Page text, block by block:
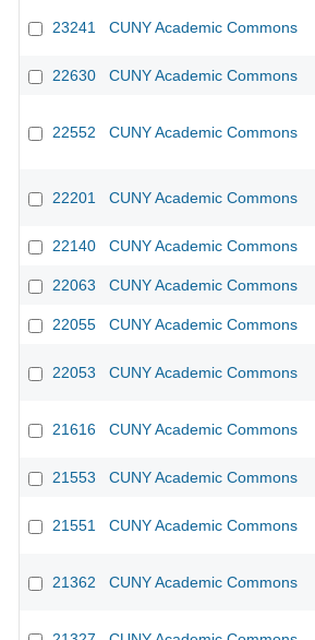
23241 CUNY Academic Commons
22630 CUNY Academic Commons
22552 CUNY Academic Commons
22201 CUNY Academic Commons
22140 CUNY Academic Commons
22063 CUNY Academic Commons
22055 CUNY Academic Commons
22053 CUNY Academic Commons
21616 CUNY Academic Commons
21553 CUNY Academic Commons
21551 CUNY Academic Commons
21362 CUNY Academic Commons